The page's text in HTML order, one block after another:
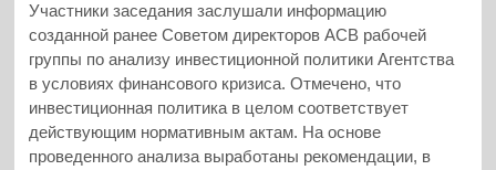
Участники заседания заслушали информацию
созданной ранее Советом директоров АСВ рабочей
группы по анализу инвестиционной политики Агентства
в условиях финансового кризиса. Отмечено, что
инвестиционная политика в целом соответствует
действующим нормативным актам. На основе
проведенного анализа выработаны рекомендации, в